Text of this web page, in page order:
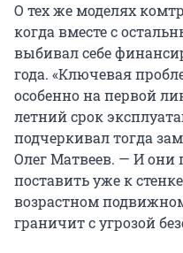
О тех же моделях
когда вместе с
выбивал себе
года. «Ключевая
особенно на первой
летний срок
подчеркивал тогда
Олег Матвеев. — И они
поставить уже к
возрастном
граничит с угрозой